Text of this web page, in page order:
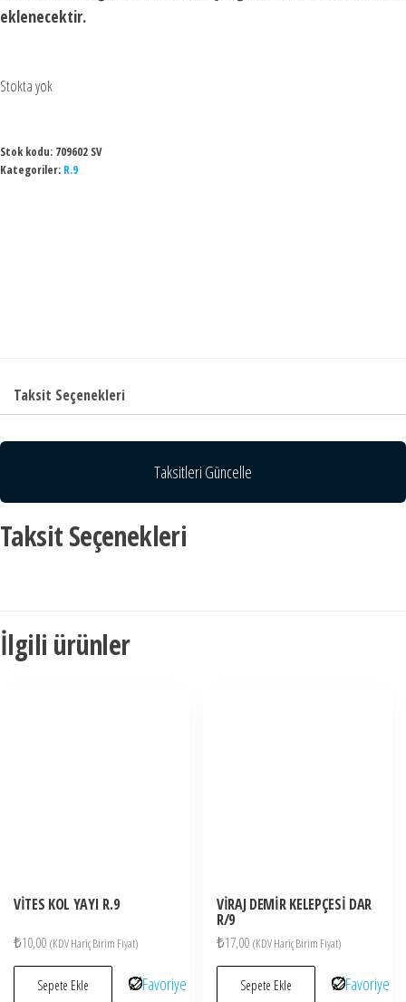
eklenecektir.
Stokta yok
Stok kodu: 709602 SV
Kategoriler: R.9
Taksit Seçenekleri
Taksitleri Güncelle
Taksit Seçenekleri
İlgili ürünler
VİTES KOL YAYI R.9
₺10,00 (KDV Hariç Birim Fiyat)
Sepete Ekle Favoriye
VİRAJ DEMİR KELEPÇESİ DAR
R/9
₺17,00 (KDV Hariç Birim Fiyat)
Sepete Ekle Favoriye